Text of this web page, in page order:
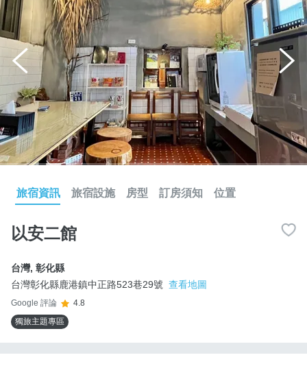
旅宿資訊 旅宿設施 房型 訂房須知 位置
以安二館
台灣, 彰化縣
台灣彰化縣鹿港鎮中正路523巷29號 查看地圖
Google 評論
4.8
獨旅主題專區